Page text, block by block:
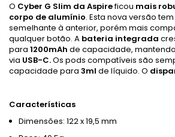
O Cyber ​​G Slim da Aspireficou mais
corpo de alumínio. Esta nova versão
semelhante à anterior, porém mais
qualquer botão. A bateria integrada
para 1200mAh de capacidade,
via USB-C.Os pods compatíveis são
capacidade para 3ml de líquido. O
Características
Dimensões: 122 x 19,5 mm